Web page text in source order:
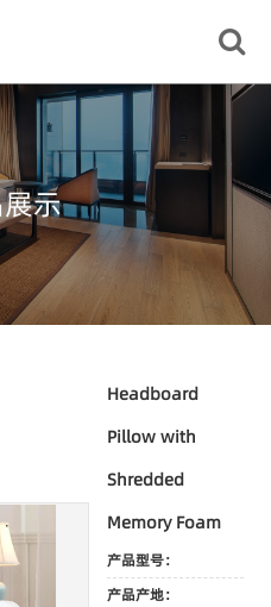
示
Headboard
Pillow with
Shredded
Memory Foam
产品型号：
产品产地：